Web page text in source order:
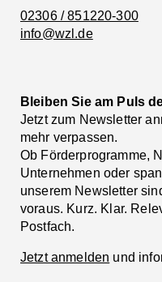
02306 / 851220-300
info@wzl.de
Bleiben Sie am Puls
Jetzt zum Newsletter
mehr verpassen.
Ob Förderprogramme,
Unternehmen oder
unserem Newsletter
voraus. Kurz. Klar.
Postfach.
Jetzt anmelden und